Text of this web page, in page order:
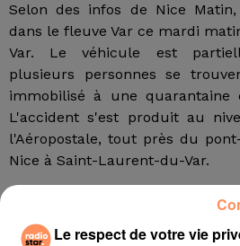
Selon des infos de Nice
dans le fleuve Var ce mardi
Var. Le véhicule est
plusieurs personnes se
immobilisé à une quarantaine
L'accident s'est produit au
l'Aéropostale, tout près du
Nice à Saint-Laurent-du-Var.
Quarante sapeurs-pompiers,
engagés dans l'opération
intervention est appuyée
Le respect de votre vie